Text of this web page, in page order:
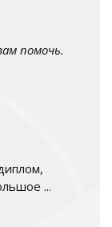
помочь.
...